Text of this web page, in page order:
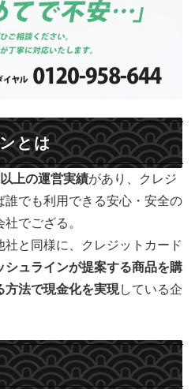
とは
上の運営実績があり、クレジ
誰でも利用できる安心・安全の
でござる。
と同様に、クレジットカード
シュラインが提案する商品を購
方法で現金化を実現している企